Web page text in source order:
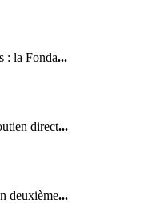
: la Fonda...
direct...
deuxième...